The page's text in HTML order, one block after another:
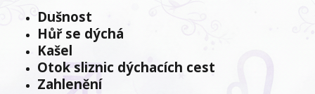
Dušnost
Hůř se dýchá
Kašel
Otok sliznic dýchacích cest
Zahlenění